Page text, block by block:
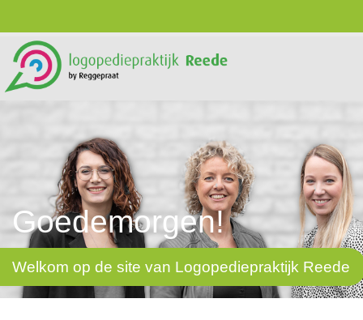
Goedemorgen!
Welkom op de site van Logopediepraktijk Reede